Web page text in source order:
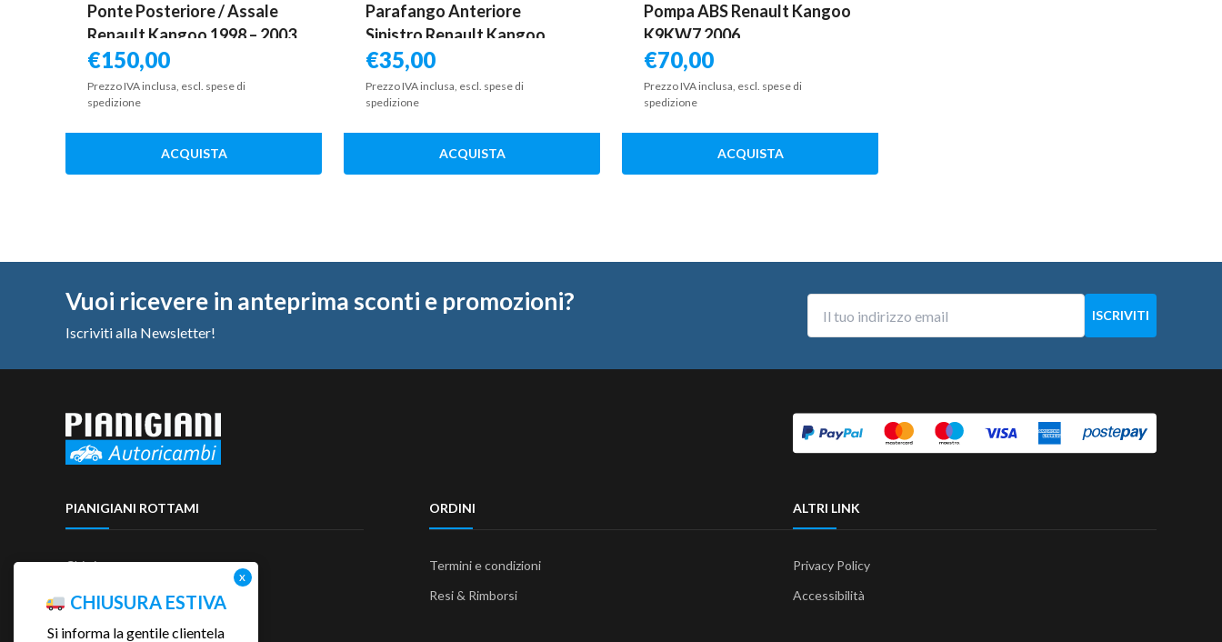
Ponte Posteriore / Assale
Renault Kangoo 1998 – 2003
€150,00
Prezzo IVA inclusa, escl. spese di
spedizione
ACQUISTA
Parafango Anteriore
Sinistro Renault Kangoo
2012
€35,00
Prezzo IVA inclusa, escl. spese di
spedizione
ACQUISTA
Pompa ABS Renault Kangoo
K9KW7 2006
€70,00
Prezzo IVA inclusa, escl. spese di
spedizione
ACQUISTA
Vuoi ricevere in anteprima sconti e promozioni?
Iscriviti alla Newsletter!
PIANIGIANI ROTTAMI
Chi siamo
Contattaci
ORDINI
Termini e condizioni
Resi & Rimborsi
ALTRI LINK
Privacy Policy
Accessibilità
CHIUSURA ESTIVA
Si informa la gentile clientela